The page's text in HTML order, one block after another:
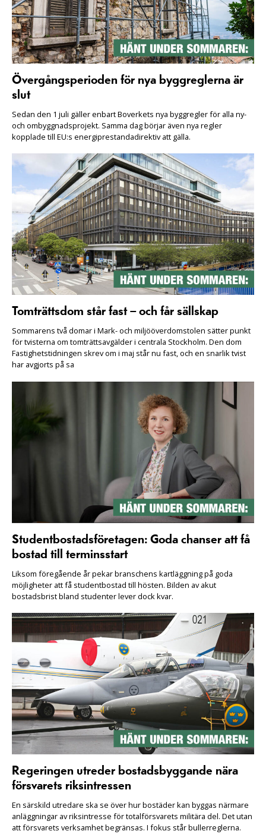
Övergångsperioden för nya byggreglerna är
slut
Sedan den 1 juli gäller enbart Boverkets nya byggregler för alla ny-
och ombyggnadsprojekt. Samma dag börjar även nya regler
kopplade till EU:s energiprestandadirektiv att gälla.
Tomträttsdom står fast – och får sällskap
Sommarens två domar i Mark- och miljööverdomstolen sätter punkt
för tvisterna om tomträttsavgälder i centrala Stockholm. Den dom
Fastighetstidningen skrev om i maj står nu fast, och en snarlik tvist
har avgjorts på sa
Studentbostadsföretagen: Goda chanser att få
bostad till terminsstart
Liksom föregående år pekar branschens kartläggning på goda
möjligheter att få studentbostad till hösten. Bilden av akut
bostadsbrist bland studenter lever dock kvar.
Regeringen utreder bostadsbyggande nära
försvarets riksintressen
En särskild utredare ska se över hur bostäder kan byggas närmare
anläggningar av riksintresse för totalförsvarets militära del. Det utan
att försvarets verksamhet begränsas. I fokus står bullerreglerna.